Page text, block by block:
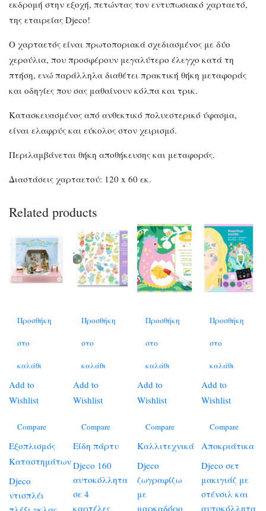
εκδρομή στην εξοχή, πετώντας τον εντυπωσιακό χαρταετό,
της εταιρείας Djeco!
Ο χαρταετός είναι πρωτοποριακά σχεδιασμένος με δύο
χερούλια, που προσφέρουν μεγαλύτερο έλεγχο κατά τη
πτήση, ενώ παράλληλα διαθέτει πρακτική θήκη μεταφοράς
και οδηγίες που σας μαθαίνουν κόλπα και τρικ.
Κατασκευασμένος από ανθεκτικό πολυεστερικό ύφασμα,
είναι ελαφρύς και εύκολος στον χειρισμό.
Περιλαμβάνεται θήκη αποθήκευσης και μεταφοράς.
Διαστάσεις χαρταετού: 120 x 60 εκ.
Related products
Προσθήκη
στο
καλάθι
Add to
Wishlist
Compare
Εξοπλισμός
Καταστημάτων
Djeco
ντισπλέι
Προσθήκη
στο
καλάθι
Add to
Wishlist
Compare
Είδη πάρτυ
Djeco 160
αυτοκόλλητα
σε 4
καρτέλες
Προσθήκη
στο
καλάθι
Add to
Wishlist
Compare
Καλλιτεχνικά
Djeco
ζωγραφίζω
με
μαρκαδόρο
Προσθήκη
στο
καλάθι
Add to
Wishlist
Compare
Αποκριάτικα
Djeco σετ
μακιγιάζ με
στένσιλ και
αυτοκόλλητα